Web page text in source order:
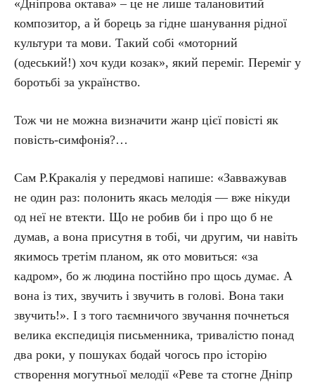
«Дніпрова октава» – це не лише талановитий
композитор, а й борець за гідне шанування рідної
культури та мови. Такий собі «моторний
(одеський!) хоч куди козак», який переміг. Переміг у
боротьбі за українство.
Тож чи не можна визначити жанр цієї повісті як
повість-симфонія?…
Сам Р.Кракалія у передмові напише: «Завважував
не один раз: полонить якась мелодія — вже нікуди
од неї не втекти. Що не робив би і про що б не
думав, а вона присутня в тобі, чи другим, чи навіть
якимось третім планом, як ото мовиться: «за
кадром», бо ж людина постійно про щось думає. А
вона із тих, звучить і звучить в голові. Вона таки
звучить!». І з того таємничого звучання почнеться
велика експедиція письменника, тривалістю понад
два роки, у пошуках бодай чогось про історію
створення могутньої мелодії «Реве та стогне Дніпр